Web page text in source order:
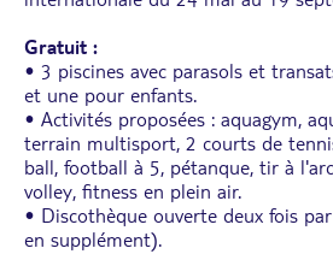
Gratuit :
• 3 piscines avec parasols et
et une pour enfants.
• Activités proposées : aquagym,
terrain multisport, 2 courts de
ball, football à 5, pétanque, tir à
volley, fitness en plein air.
• Discothèque ouverte deux fois
en supplément).